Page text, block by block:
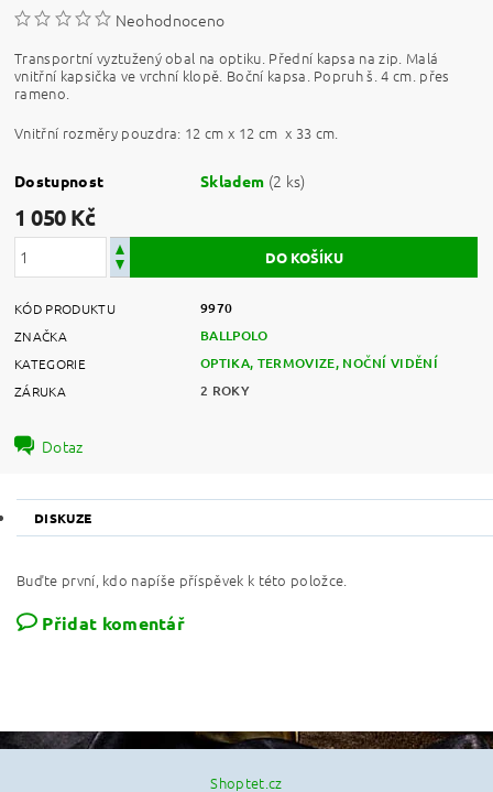
Neohodnoceno
Transportní vyztužený obal na optiku. Přední kapsa na zip. Malá
vnitřní kapsička ve vrchní klopě. Boční kapsa. Popruh š. 4 cm. přes
rameno.
Vnitřní rozměry pouzdra: 12 cm x 12 cm x 33 cm.
Dostupnost Skladem (2 ks)
1 050 Kč
KÓD PRODUKTU 9970
ZNAČKA BALLPOLO
KATEGORIE OPTIKA, TERMOVIZE, NOČNÍ VIDĚNÍ
ZÁRUKA 2 ROKY
Dotaz
DISKUZE
Buďte první, kdo napíše příspěvek k této položce.
Přidat komentář
Shoptet.cz